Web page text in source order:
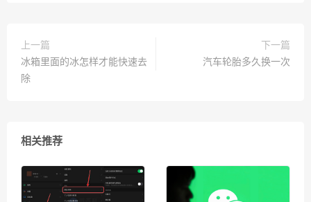
上一篇
冰箱里面的冰怎样才能快速去
除
下一篇
汽车轮胎多久换一次
相关推荐